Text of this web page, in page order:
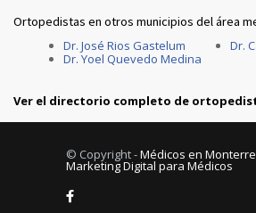
Ortopedistas en otros municipios del área
Dr. José Rios Gastelum
Dr. Yoel Quevedo Medina
Dr.
Ver el directorio completo de
© Copyright -Médicos en
Marketing Digital para Médicos